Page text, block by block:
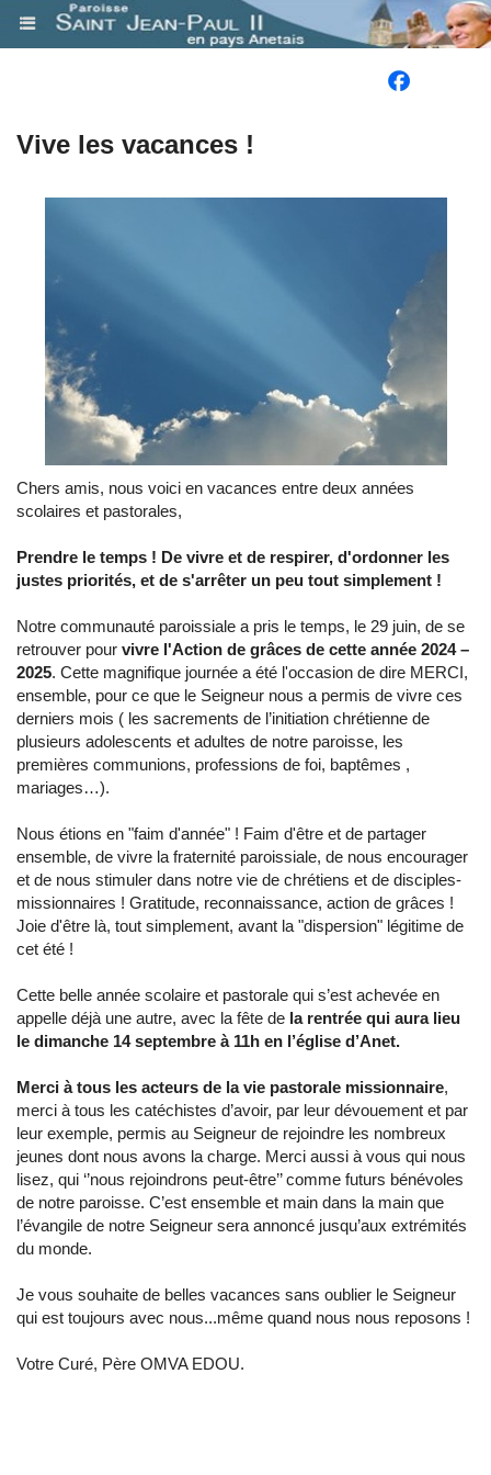
​Vive les vacances !
Chers amis, nous voici en vacances entre deux années
scolaires et pastorales,
Prendre le temps ! De vivre et de respirer, d'ordonner les
justes priorités, et de s'arrêter un peu tout simplement !
Notre communauté paroissiale a pris le temps, le 29 juin, de se
retrouver pour vivre l'Action de grâces de cette année 2024–
2025. Cette magnifique journée a été l'occasion de dire MERCI,
ensemble, pour ce que le Seigneur nous a permis de vivre ces
derniers mois ( les sacrements de l’initiation chrétienne de
plusieurs adolescents et adultes de notre paroisse, les
premières communions, professions de foi, baptêmes ,
mariages…).
Nous étions en "faim d'année" ! Faim d'être et de partager
ensemble, de vivre la fraternité paroissiale, de nous encourager
et de nous stimuler dans notre vie de chrétiens et de disciples-
missionnaires ! Gratitude, reconnaissance, action de grâces !
Joie d'être là, tout simplement, avant la "dispersion" légitime de
cet été !
Cette belle année scolaire et pastorale qui s’est achevée en
appelle déjà une autre, avec la fête de la rentrée qui aura lieu
le dimanche 14 septembre à 11h en l’église d’Anet.
Merci à tous les acteurs de la vie pastorale missionnaire,
merci à tous les catéchistes d’avoir, par leur dévouement et par
leur exemple, permis au Seigneur de rejoindre les nombreux
jeunes dont nous avons la charge. Merci aussi à vous qui nous
lisez, qui ‘’nous rejoindrons peut-être’’ comme futurs bénévoles
de notre paroisse. C’est ensemble et main dans la main que
l’évangile de notre Seigneur sera annoncé jusqu’aux extrémités
du monde.
Je vous souhaite de belles vacances sans oublier le Seigneur
qui est toujours avec nous...même quand nous nous reposons !
Votre Curé, Père OMVA EDOU.